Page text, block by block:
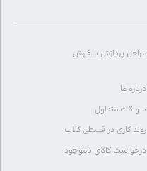
مراحل پردازش سفارش
درباره ما
سوالات متداول
روند کاری در قسطی کلاب
درخواست کالای ناموجود